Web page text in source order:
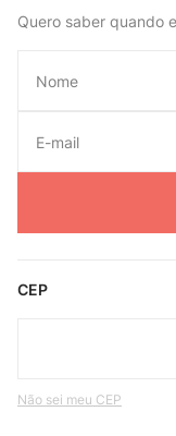
Quero saber quando
CEP
Não sei meu CEP